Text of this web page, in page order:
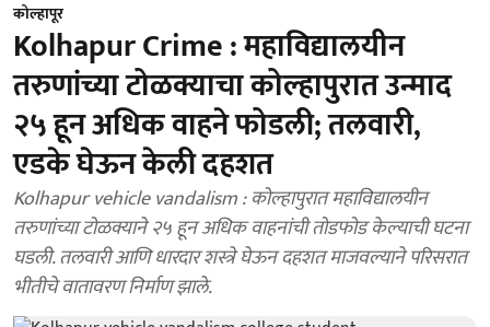
कोल्हापूर
Kolhapur Crime : महाविद्यालयीन
तरुणांच्या टोळक्याचा कोल्हापुरात उन्माद
२५ हून अधिक वाहने फोडली; तलवारी,
एडके घेऊन केली दहशत
Kolhapur vehicle vandalism : कोल्हापुरात महाविद्यालयीन
तरुणांच्या टोळक्याने २५ हून अधिक वाहनांची तोडफोड केल्याची घटना
घडली. तलवारी आणि धारदार शस्त्रे घेऊन दहशत माजवल्याने परिसरात
भीतीचे वातावरण निर्माण झाले.